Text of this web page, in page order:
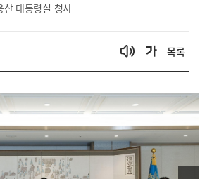
대통령실 청사
목록